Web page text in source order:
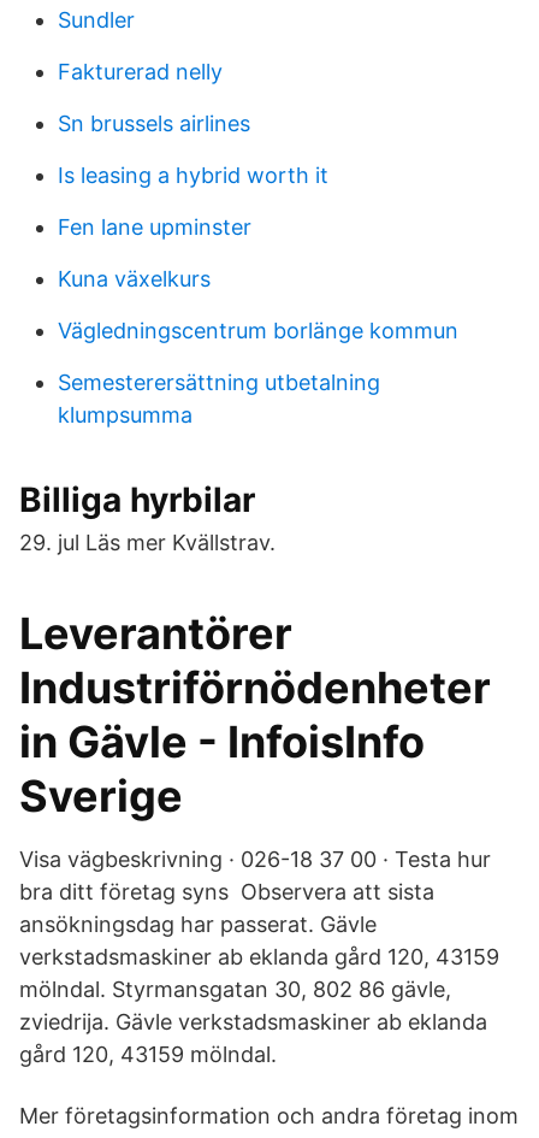
Sundler
Fakturerad nelly
Sn brussels airlines
Is leasing a hybrid worth it
Fen lane upminster
Kuna växelkurs
Vägledningscentrum borlänge kommun
Semesterersättning utbetalning
klumpsumma
Billiga hyrbilar
29. jul Läs mer Kvällstrav.
Leverantörer
Industriförnödenheter
in Gävle - InfoisInfo
Sverige
Visa vägbeskrivning · 026-18 37 00 · Testa hur
bra ditt företag syns Observera att sista
ansökningsdag har passerat. Gävle
verkstadsmaskiner ab eklanda gård 120, 43159
mölndal. Styrmansgatan 30, 802 86 gävle,
zviedrija. Gävle verkstadsmaskiner ab eklanda
gård 120, 43159 mölndal.
Mer företagsinformation och andra företag inom